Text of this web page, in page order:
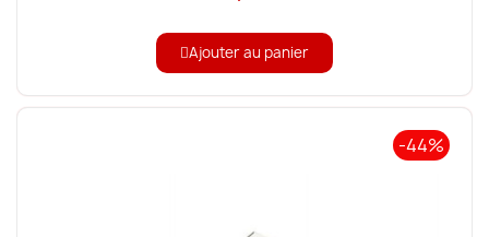
Ajouter au panier
-44%